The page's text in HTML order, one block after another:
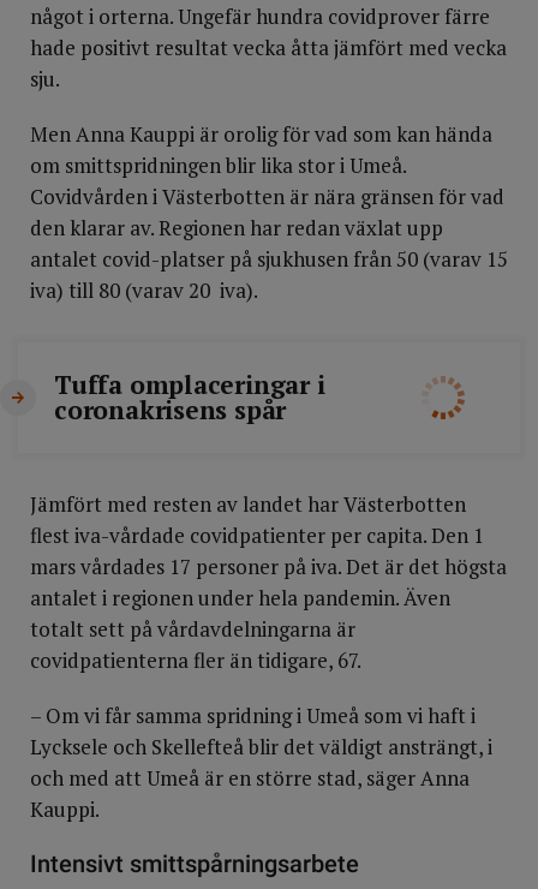
något i orterna. Ungefär hundra covidprover färre
hade positivt resultat vecka åtta jämfört med vecka
sju.
Men Anna Kauppi är orolig för vad som kan hända
om smittspridningen blir lika stor i Umeå.
Covidvården i Västerbotten är nära gränsen för vad
den klarar av. Regionen har redan växlat upp
antalet covid-platser på sjukhusen från 50 (varav 15
iva) till 80 (varav 20 iva).
Tuffa omplaceringar i
coronakrisens spår
Jämfört med resten av landet har Västerbotten
flest iva-vårdade covidpatienter per capita. Den 1
mars vårdades 17 personer på iva. Det är det högsta
antalet i regionen under hela pandemin. Även
totalt sett på vårdavdelningarna är
covidpatienterna fler än tidigare, 67.
– Om vi får samma spridning i Umeå som vi haft i
Lycksele och Skellefteå blir det väldigt ansträngt, i
och med att Umeå är en större stad, säger Anna
Kauppi.
Intensivt smittspårningsarbete